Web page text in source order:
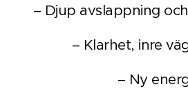
– Djup avslappning
– Klarhet, inre
– Ny